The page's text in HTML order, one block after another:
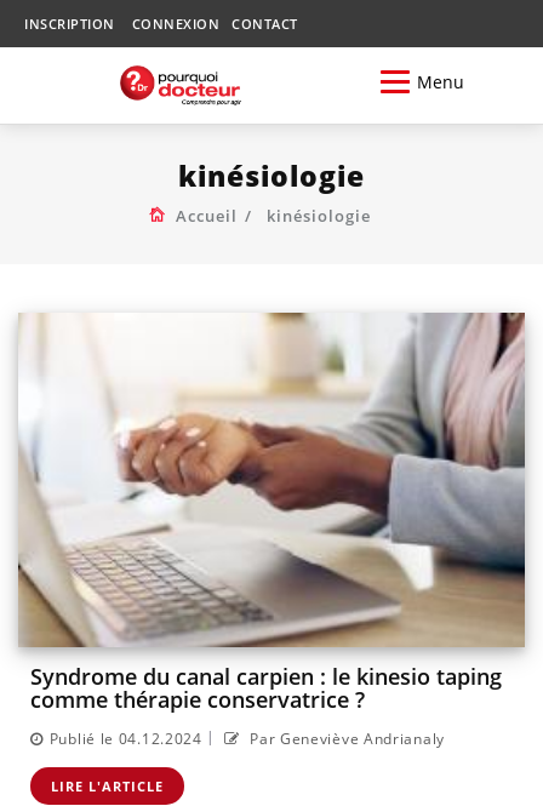
INSCRIPTION CONNEXION CONTACT
Menu
kinésiologie
Accueil kinésiologie
Syndrome du canal carpien : le kinesio taping
comme thérapie conservatrice ?
Publié le 04.12.2024 | Par Geneviève Andrianaly
LIRE L'ARTICLE